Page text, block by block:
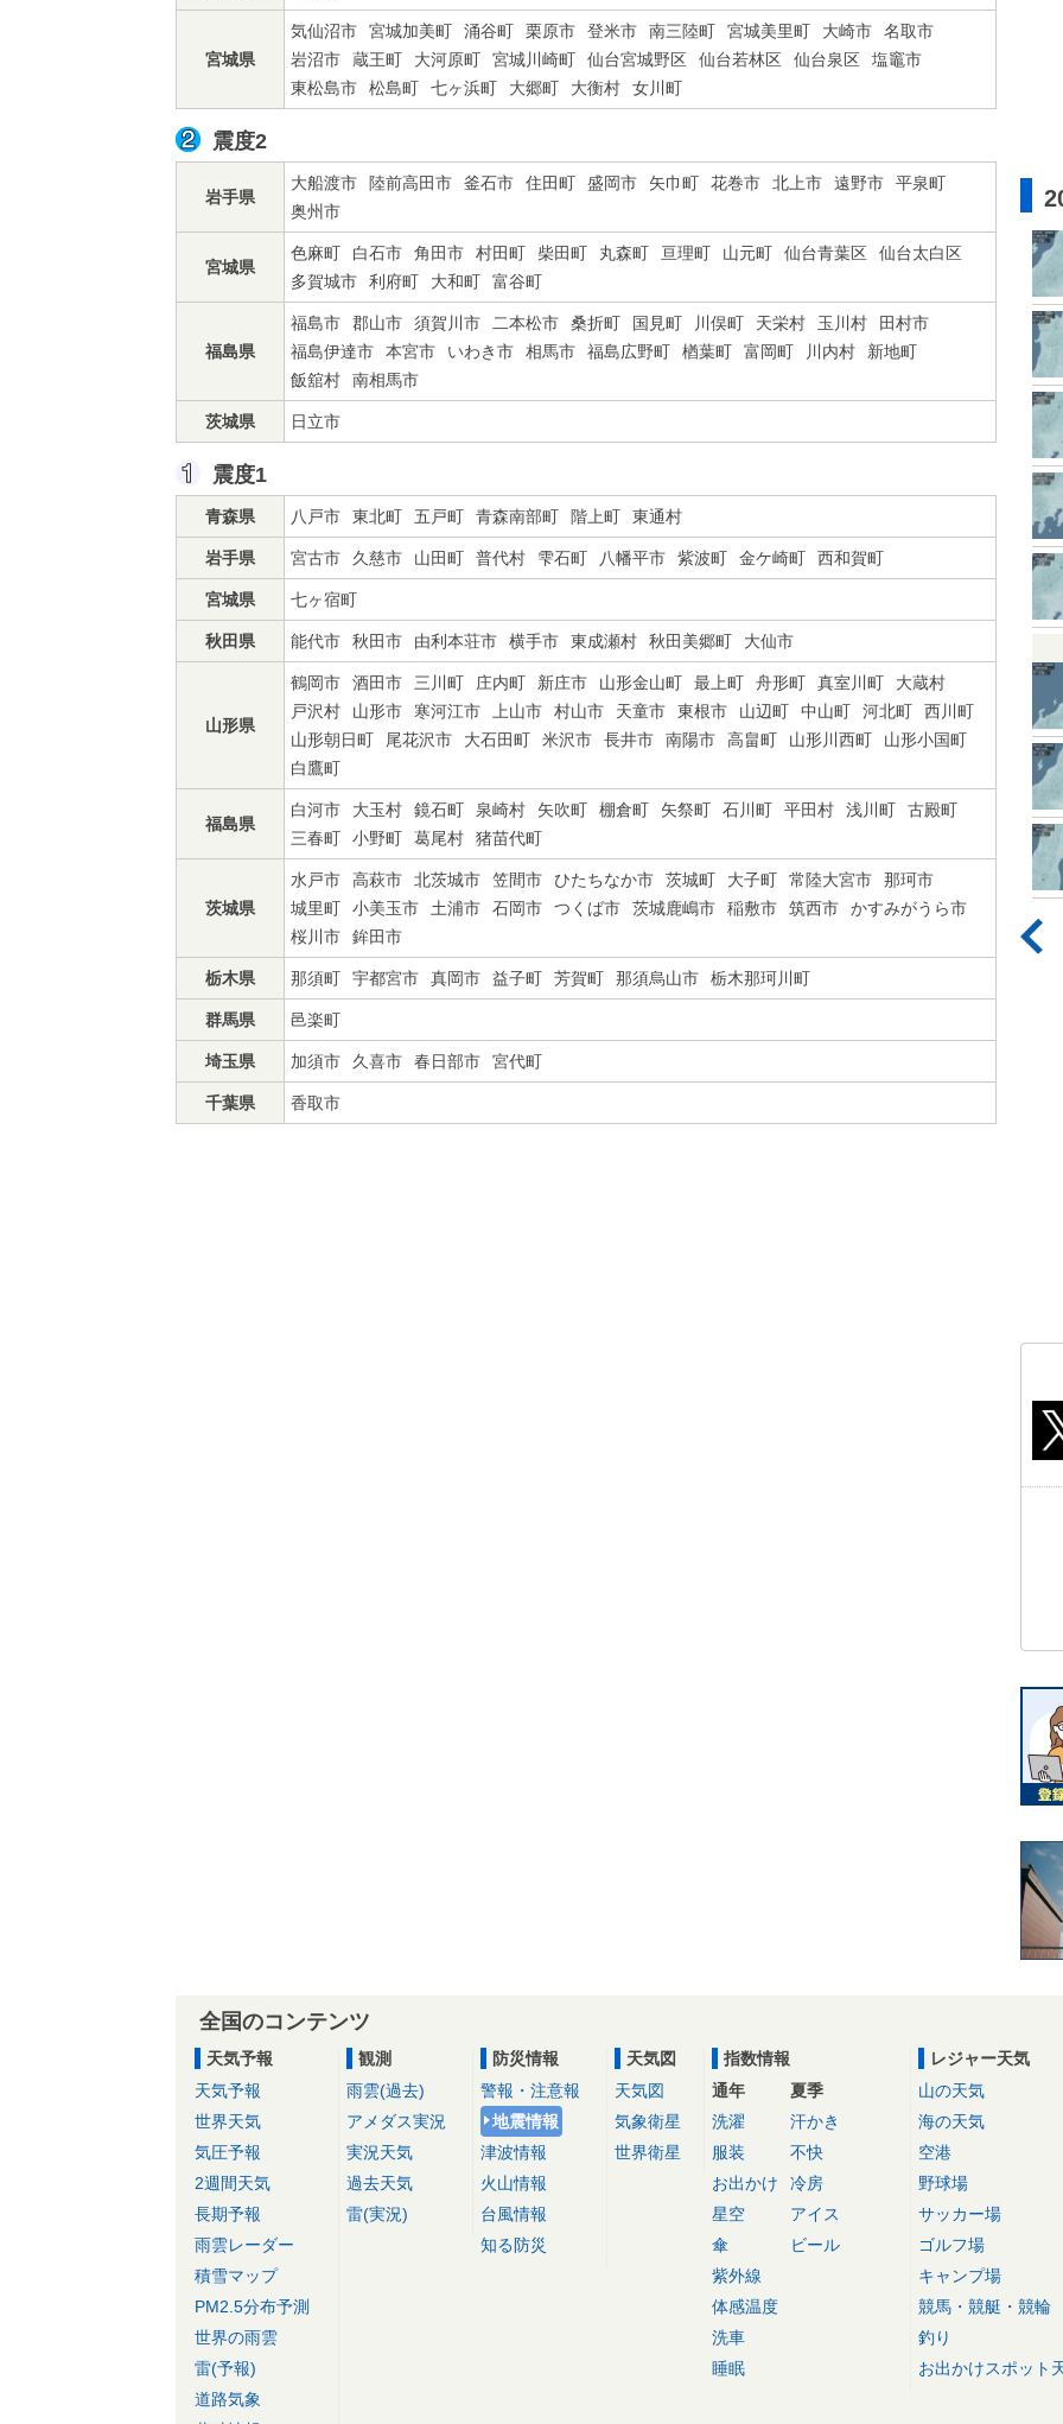
宮城県
気仙沼市 宮城加美町 涌谷町 栗原市 登米市 南三陸町 宮城美里町 大崎市
名取市
岩沼市
蔵王町 大河原町 宮城川崎町 仙台宮城野区 仙台若林区 仙台泉区
塩竈市
東松島市
松島町 七ヶ浜町 大郷町 大衡村 女川町
震度2
岩手県
大船渡市 陸前高田市 釜石市 住田町 盛岡市 矢巾町 花巻市 北上市 遠野市
平泉町
奥州市
宮城県
色麻町 白石市 角田市 村田町 柴田町 丸森町 亘理町 山元町 仙台青葉区
仙台太白区
多賀城市
利府町 大和町 富谷町
福島県
福島市 郡山市 須賀川市 二本松市 桑折町 国見町 川俣町 天栄村 玉川村
田村市
福島伊達市
本宮市 いわき市 相馬市 福島広野町 楢葉町 富岡町 川内村
新地町
飯舘村
南相馬市
茨城県 日立市
震度1
青森県 八戸市 東北町 五戸町 青森南部町 階上町 東通村
岩手県 宮古市 久慈市 山田町 普代村 雫石町 八幡平市 紫波町 金ケ崎町 西和賀町
宮城県 七ヶ宿町
秋田県 能代市 秋田市 由利本荘市 横手市 東成瀬村 秋田美郷町 大仙市
山形県
鶴岡市 酒田市 三川町 庄内町 新庄市 山形金山町 最上町 舟形町 真室川町
大蔵村
戸沢村
山形市 寒河江市 上山市 村山市 天童市 東根市 山辺町 中山町 河北町
西川町
山形朝日町
尾花沢市 大石田町 米沢市 長井市 南陽市 高畠町 山形川西町
山形小国町
白鷹町
福島県
白河市 大玉村 鏡石町 泉崎村 矢吹町 棚倉町 矢祭町 石川町 平田村 浅川町
古殿町
三春町
小野町 葛尾村 猪苗代町
茨城県
水戸市 高萩市 北茨城市 笠間市 ひたちなか市 茨城町 大子町 常陸大宮市
那珂市
城里町
小美玉市 土浦市 石岡市 つくば市 茨城鹿嶋市 稲敷市 筑西市
かすみがうら市
桜川市
鉾田市
栃木県 那須町 宇都宮市 真岡市 益子町 芳賀町 那須烏山市 栃木那珂川町
群馬県 邑楽町
埼玉県 加須市 久喜市 春日部市 宮代町
千葉県 香取市
全国のコンテンツ
天気予報
天気予報
世界天気
気圧予報
2週間天気
長期予報
雨雲レーダー
積雪マップ
PM2.5分布予測
世界の雨雲
雷(予報)
道路気象
観測
雨雲(過去)
アメダス実況
実況天気
過去天気
雷(実況)
防災情報
警報・注意報
地震情報
津波情報
火山情報
台風情報
知る防災
天気図
天気図
気象衛星
世界衛星
指数情報
通年
洗濯
服装
お出かけ
星空
傘
紫外線
体感温度
洗車
睡眠
夏季
汗かき
不快
冷房
アイス
ビール
レジャー天気
山の天気
海の天気
空港
野球場
サッカー場
ゴルフ場
キャンプ場
競馬・競艇・競輪
釣り
お出かけスポット